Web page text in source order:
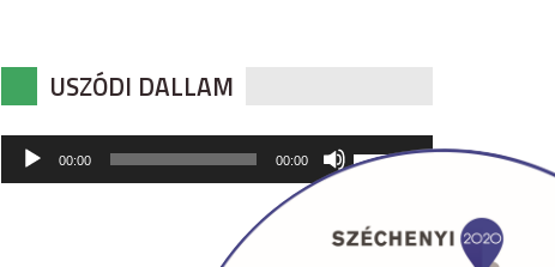
USZÓDI DALLAM
Audió
lejátszó
00:00 00:00
hangerő
csökkentéséhez